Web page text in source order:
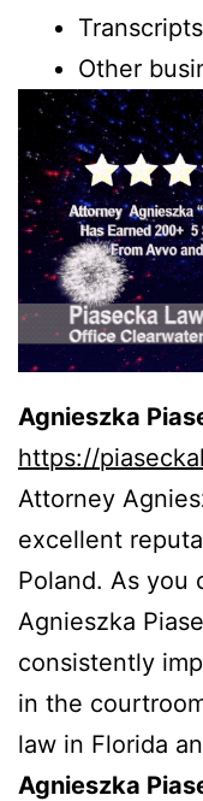
Transcripts
Other
Agnieszka
https://
Attorney
excellent
Poland. As you
Agnieszka
consistently
in the
law in Florida
Agnieszka